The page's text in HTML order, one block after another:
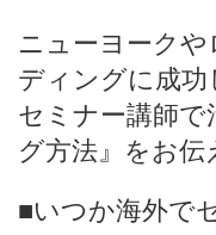
ニューヨーク
ディングに成
セミナー講師
グ方法』をお伝
■いつか海外で